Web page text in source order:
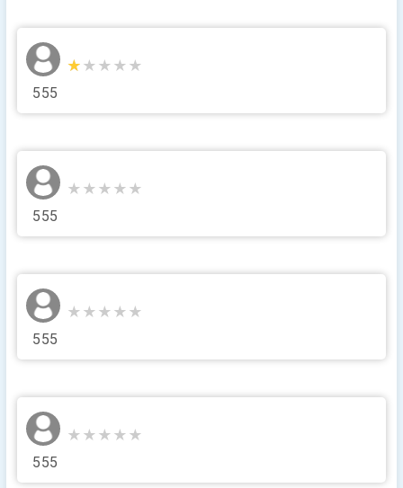
★★★★★
★★★★★
555
★★★★★
★★★★★
555
★★★★★
★★★★★
555
★★★★★
★★★★★
555